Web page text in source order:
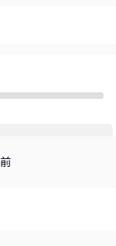
）＆３Dモデル
前